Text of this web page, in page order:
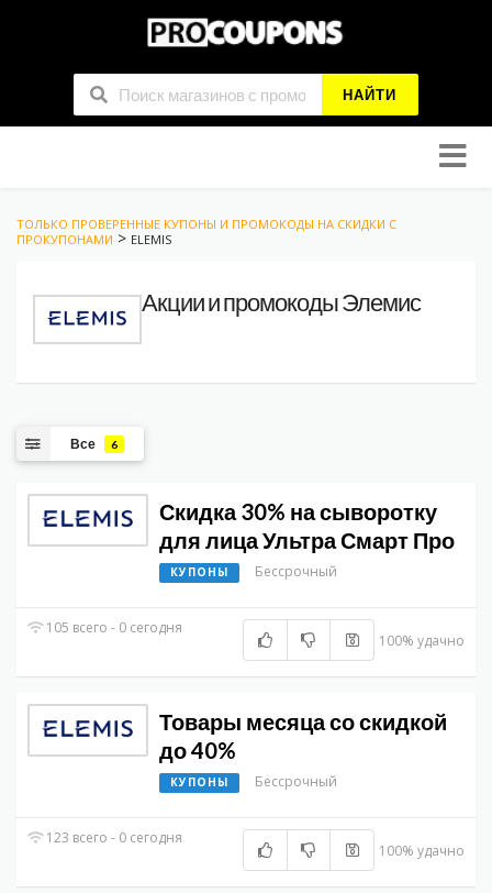
НАЙТИ
to
ТОЛЬКО ПРОВЕРЕННЫЕ КУПОНЫ И ПРОМОКОДЫ НА СКИДКИ С
ПРОКУПОНАМИ > ELEMIS
Акции и промокоды Элемис
Все 6
Скидка 30% на сыворотку
для лица Ультра Смарт Про
КУПОНЫ Бессрочный
105 всего - 0 сегодня
100% удачно
Товары месяца со скидкой
до 40%
КУПОНЫ Бессрочный
123 всего - 0 сегодня
100% удачно